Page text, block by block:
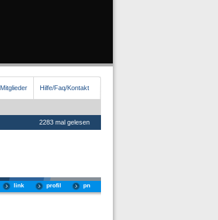
Mitglieder Hilfe/Faq/Kontakt
2283 mal gelesen
pn
profil
link